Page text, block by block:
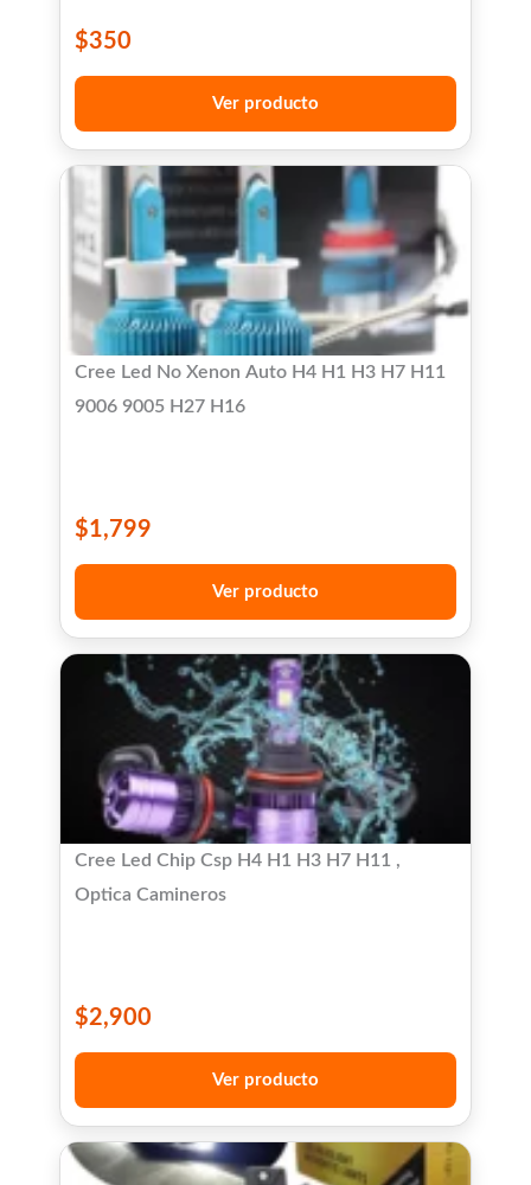
$350
Ver producto
Cree Led No Xenon Auto H4 H1 H3 H7 H11
9006 9005 H27 H16
$1,799
Ver producto
Cree Led Chip Csp H4 H1 H3 H7 H11 ,
Optica Camineros
$2,900
Ver producto